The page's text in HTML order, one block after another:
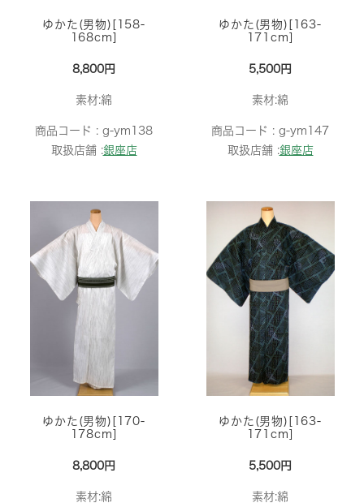
ゆかた(男物)[158-
168cm]
8,800円
素材:綿
商品コード : g-ym138
取扱店舗 :銀座店
ゆかた(男物)[163-
171cm]
5,500円
素材:綿
商品コード : g-ym147
取扱店舗 :銀座店
ゆかた(男物)[170-
178cm]
8,800円
素材:綿
ゆかた(男物)[163-
171cm]
5,500円
素材:綿